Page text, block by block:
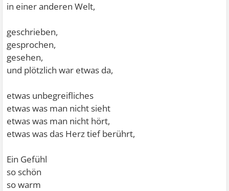
in einer anderen Welt,
geschrieben,
gesprochen,
gesehen,
und plötzlich war etwas da,
etwas unbegreifliches
etwas was man nicht sieht
etwas was man nicht hört,
etwas was das Herz tief berührt,
Ein Gefühl
so schön
so warm